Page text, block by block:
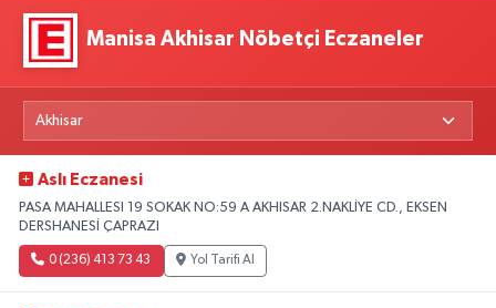
Manisa Akhisar Nöbetçi Eczaneler
Aslı Eczanesi
PASA MAHALLESI 19 SOKAK NO:59 A AKHISAR 2.NAKLİYE CD., EKSEN
DERSHANESİ ÇAPRAZI
0 (236) 413 73 43 Yol Tarifi Al